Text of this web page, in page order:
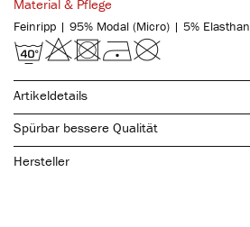
Material & Pflege
Feinripp | 95% Modal (Micro) | 5% Elasthan
Artikeldetails
Spürbar bessere Qualität
Hersteller